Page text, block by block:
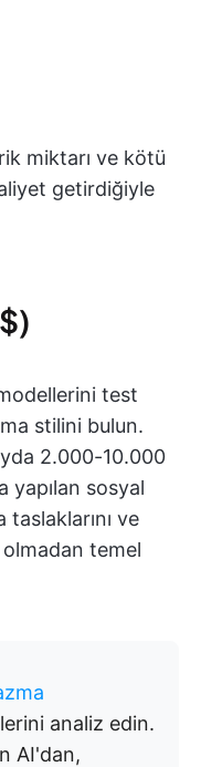
miktarı ve kötü
getirdiğiyle
test
stilini bulun.
2.000-10.000
yapılan sosyal
taslaklarını ve
temel
analiz edin.
AI'dan,